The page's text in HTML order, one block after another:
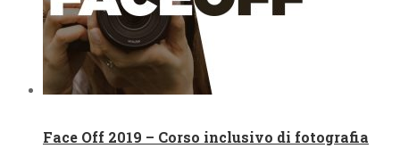
Face Off 2019 – Corso inclusivo di fotografia